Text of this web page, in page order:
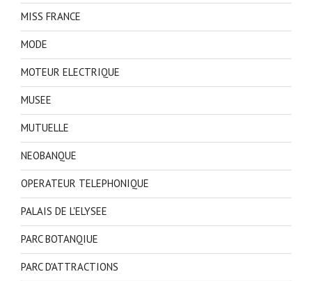
MISS FRANCE
MODE
MOTEUR ELECTRIQUE
MUSEE
MUTUELLE
NEOBANQUE
OPERATEUR TELEPHONIQUE
PALAIS DE L'ELYSEE
PARC BOTANQIUE
PARC D'ATTRACTIONS